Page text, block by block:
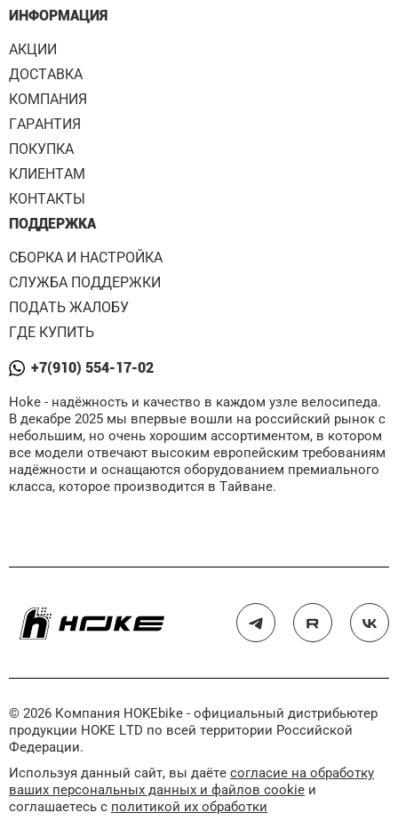
ИНФОРМАЦИЯ
АКЦИИ
ДОСТАВКА
КОМПАНИЯ
ГАРАНТИЯ
ПОКУПКА
КЛИЕНТАМ
КОНТАКТЫ
ПОДДЕРЖКА
СБОРКА И НАСТРОЙКА
СЛУЖБА ПОДДЕРЖКИ
ПОДАТЬ ЖАЛОБУ
ГДЕ КУПИТЬ
+7(910) 554-17-02
Hoke - надёжность и качество в каждом узле велосипеда.
В декабре 2025 мы впервые вошли на российский рынок с
небольшим, но очень хорошим ассортиментом, в котором
все модели отвечают высоким европейским требованиям
надёжности и оснащаются оборудованием премиального
класса, которое производится в Тайване.
© 2026 Компания HOKEbike - официальный дистрибьютер
продукции HOKE LTD по всей территории Российской
Федерации.
Используя данный сайт, вы даёте согласие на обработку
ваших персональных данных и файлов cookie и
соглашаетесь с политикой их обработки